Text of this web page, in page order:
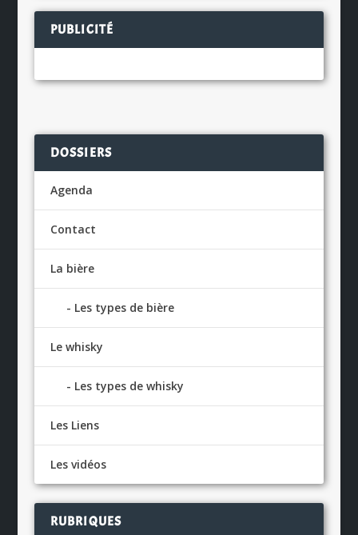
PUBLICITÉ
DOSSIERS
Agenda
Contact
La bière
Les types de bière
Le whisky
Les types de whisky
Les Liens
Les vidéos
RUBRIQUES